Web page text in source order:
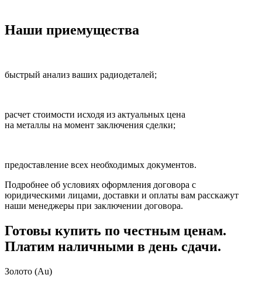
Наши приемущества
быстрый анализ ваших радиодеталей;
расчет стоимости исходя из актуальных цена
на металлы на момент заключения сделки;
предоставление всех необходимых документов.
Подробнее об условиях оформления договора с
юридическими лицами, доставки и оплаты вам расскажут
наши менеджеры при заключении договора.
Готовы купить по честным ценам.
Платим наличными в день сдачи.
Золото (Au)